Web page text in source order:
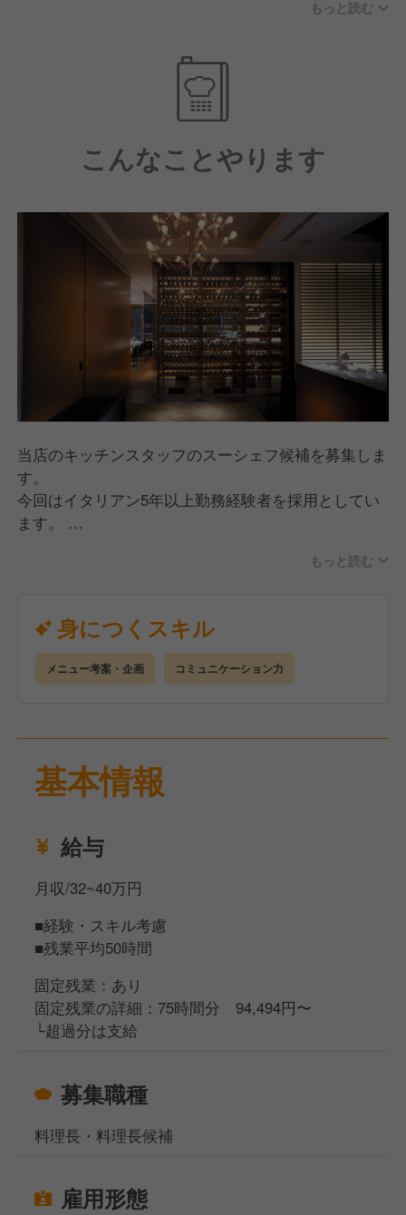
も季節に合わせてラインナップを変えたりしていま
今回はスーシェフの募集！
イタリアン経験5年以上の方としてのご入社であれば
メニュー開発にも携われます！
さまざまな業態の展開(カフェレストラン・鉄板焼
き・焼肉など)をしています。
学びの機会・場所の提供は惜しまないので、
違う業態でやってみたい気持ちがあれば店舗間の異動
もできますよ！
【あなたに合わせたキャリアを応援！】
運営元は、安定した経営基盤を持つ大手企業「ユニマ
ットグループ」の子会社です。
腰を据えて長く働けるほか、まだまだ店舗展開も考え
ていますので、いろんなキャリアを積めますよ！
また、独立を夢見ている方も私たちはウェルカムで
す！
働きながら、繁忙店・人気店になるための店舗運営ノ
ウハウなどぜひ学んでいただければと思います！
もっと読む
こんなことやります
当店のキッチンスタッフのスーシェフ候補を募集しま
す。
今回はイタリアン5年以上勤務経験者を採用としてい
ます。
■仕込み〜盛り付け含めた調理業務全般
■料理の提供、洗い場のヘルプ
■食材の仕入れ・発注管理
■新しいメニュー開発
だけたらと思います！
さい。
いいご縁になることを、ご応募お待ちしております！
もっと読む
身につくスキル
メニュー考案・企画 コミュニケーション力
基本情報
給与
月収/32~40万円
■経験・スキル考慮
■残業平均50時間
固定残業：あり
固定残業の詳細：75時間分 94,494円〜
└超過分は支給
募集職種
料理長・料理長候補
雇用形態